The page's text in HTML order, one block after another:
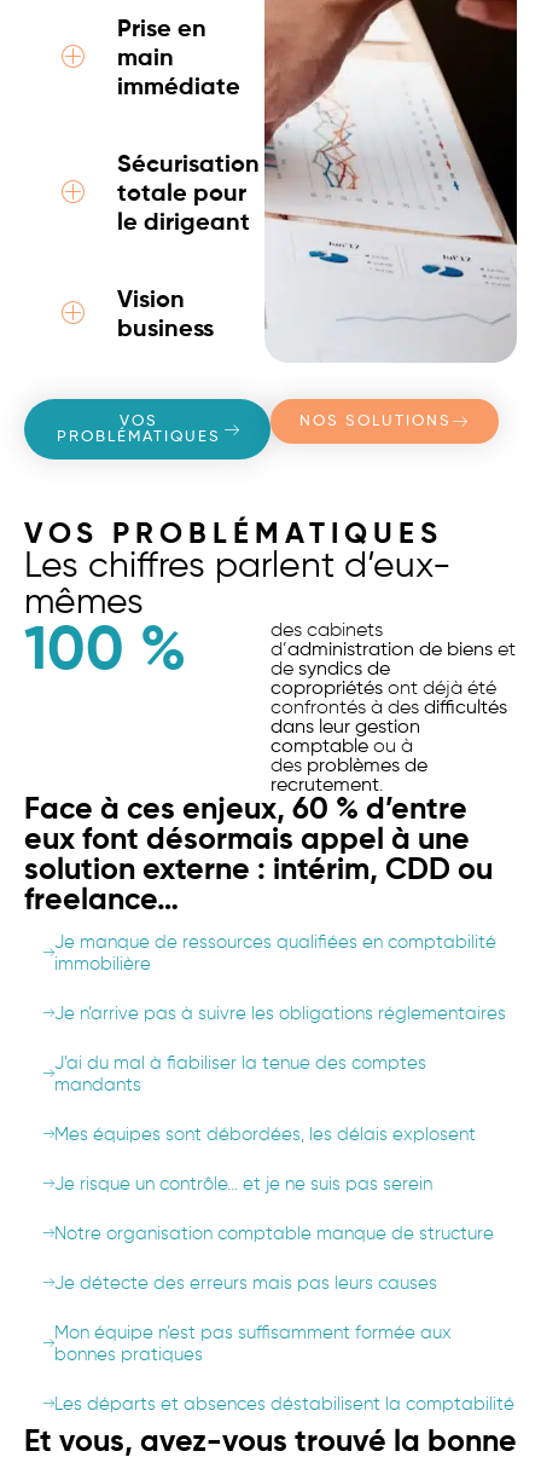
Prise en
main
immédiate
Sécurisation
totale pour
le dirigeant
Vision
business
VOS
PROBLÉMATIQUES
NOS SOLUTIONS
VOS PROBLÉMATIQUES
Les chiffres parlent d’eux-
mêmes
100 %
des cabinets
d’administration de biens et
de syndics de
copropriétés ont déjà été
confrontés à des difficultés
dans leur gestion
comptable ou à
des problèmes de
recrutement.
Face à ces enjeux, 60 % d’entre
eux font désormais appel à une
solution externe : intérim, CDD ou
freelance…
Je manque de ressources qualifiées en comptabilité
immobilière
Je n’arrive pas à suivre les obligations réglementaires
J’ai du mal à fiabiliser la tenue des comptes
mandants
Mes équipes sont débordées, les délais explosent
Je risque un contrôle… et je ne suis pas serein
Notre organisation comptable manque de structure
Je détecte des erreurs mais pas leurs causes
Mon équipe n’est pas suffisamment formée aux
bonnes pratiques
Les départs et absences déstabilisent la comptabilité
Et vous, avez-vous trouvé la bonne